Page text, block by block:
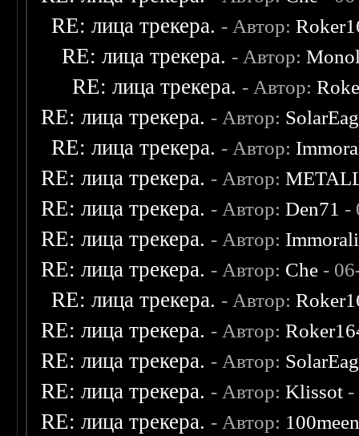
RE: лица трекера. - Автор:
RE: лица трекера. - Автор:
RE: лица трекера. - Автор:
RE: лица трекера. - Автор:
RE: лица трекера. - Автор:
RE: лица трекера. - Автор:
RE: лица трекера. - Автор:Den71 -
RE: лица трекера. - Автор:
RE: лица трекера. - Автор: Che -
RE: лица трекера. - Автор:
RE: лица трекера. - Автор:
RE: лица трекера. - Автор:
RE: лица трекера. - Автор:Klissot -
RE: лица трекера. - Автор: